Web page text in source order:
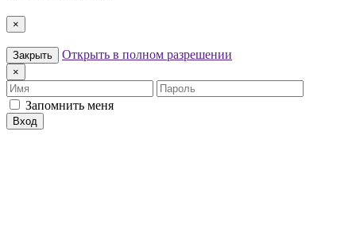
×
Закрыть Открыть в полном разрешении
×
Имя
Пароль
Запомнить меня
Вход